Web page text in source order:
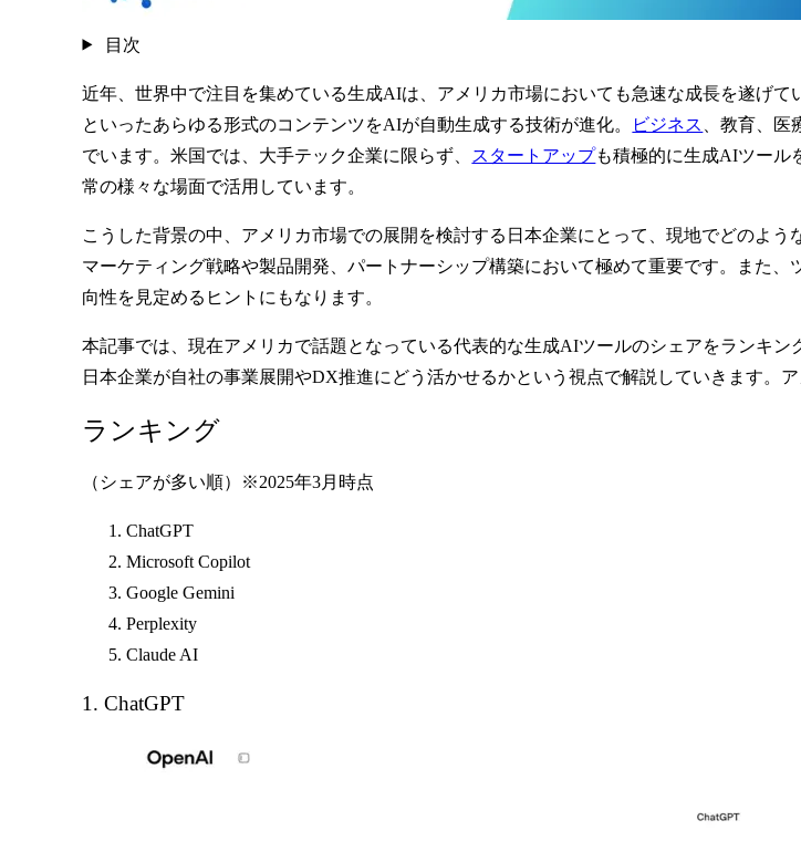
目次
近年、世界中で注目を集めている生成AIは、アメリカ市場においても急速な成長を遂げて
といったあらゆる形式のコンテンツをAIが自動生成する技術が進化。
ビジネス
、教育、
でいます。米国では、大手テック企業に限らず、 スタートアップも積極的に生成AIツール
常の様々な場面で活用しています。
こうした背景の中、アメリカ市場での展開を検討する日本企業にとって、現地でどのよ
マーケティング戦略や製品開発、パートナーシップ構築において極めて重要です。また
向性を見定めるヒントにもなります。
本記事では、現在アメリカで話題となっている代表的な生成AIツールのシェアをランキ
日本企業が自社の事業展開やDX推進にどう活かせるかという視点で解説していきます。
ランキング
（シェアが多い順）※2025年3月時点
ChatGPT
Microsoft Copilot
Google Gemini
Perplexity
Claude AI
1. ChatGPT